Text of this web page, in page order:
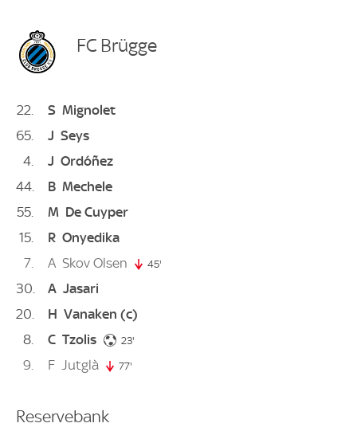
FC Brügge
22 S Mignolet
65
J Seys
4
J Ordóñez
44
B Mechele
55
M De Cuyper
15
R Onyedika
7
A Skov Olsen 45'
30 A Jasari
20
H Vanaken (c)
8
C Tzolis 23'
9 F Jutglà 77'
Reservebank